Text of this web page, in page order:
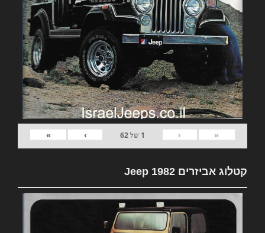
«
‹
1 של62
›
»
קטלוג אביזרים 1982 Jeep